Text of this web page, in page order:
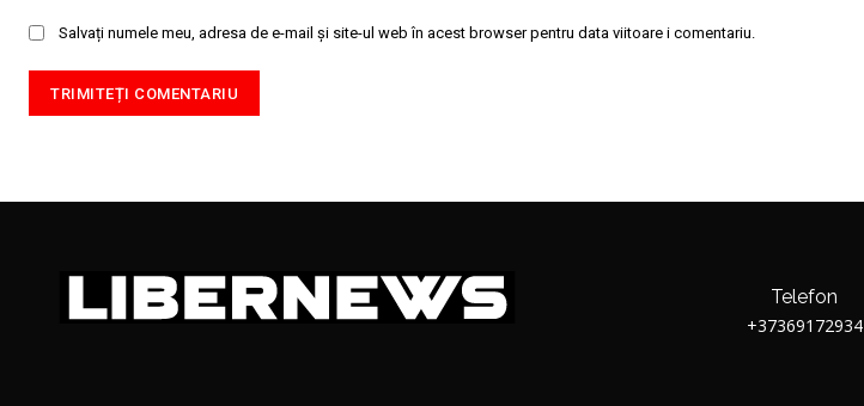
Salvați numele meu, adresa de e-mail și site-ul web în acest browser pentru data viitoare i comentariu.
Telefon
+37369172934